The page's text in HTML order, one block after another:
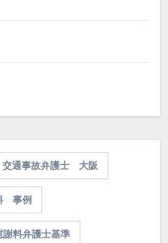
交通事故弁護士 大阪
事例
謝料弁護士基準